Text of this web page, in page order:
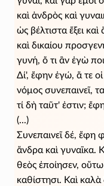
καὶ ἀνδρὸς καὶ
ὡς βέλτιστα ἕξει
καὶ δικαίου
γυνή, ὅ τι ἂν ἐγὼ
Δί', ἔφην ἐγώ, ἅ τε
νόμος συνεπαινεῖ,
τί δὴ ταῦτ' ἐστιν;
(...)
Συνεπαινεῖ δέ, ἔφη
ἄνδρα καὶ γυναῖκα.
θεὸς ἐποίησεν,
καθίστησι. Καὶ καλὰ